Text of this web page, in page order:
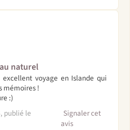
naturel
excellent voyage en Islande qui
mémoires !
:)
publié le
Signaler cet
avis